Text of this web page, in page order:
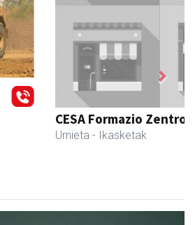
Next